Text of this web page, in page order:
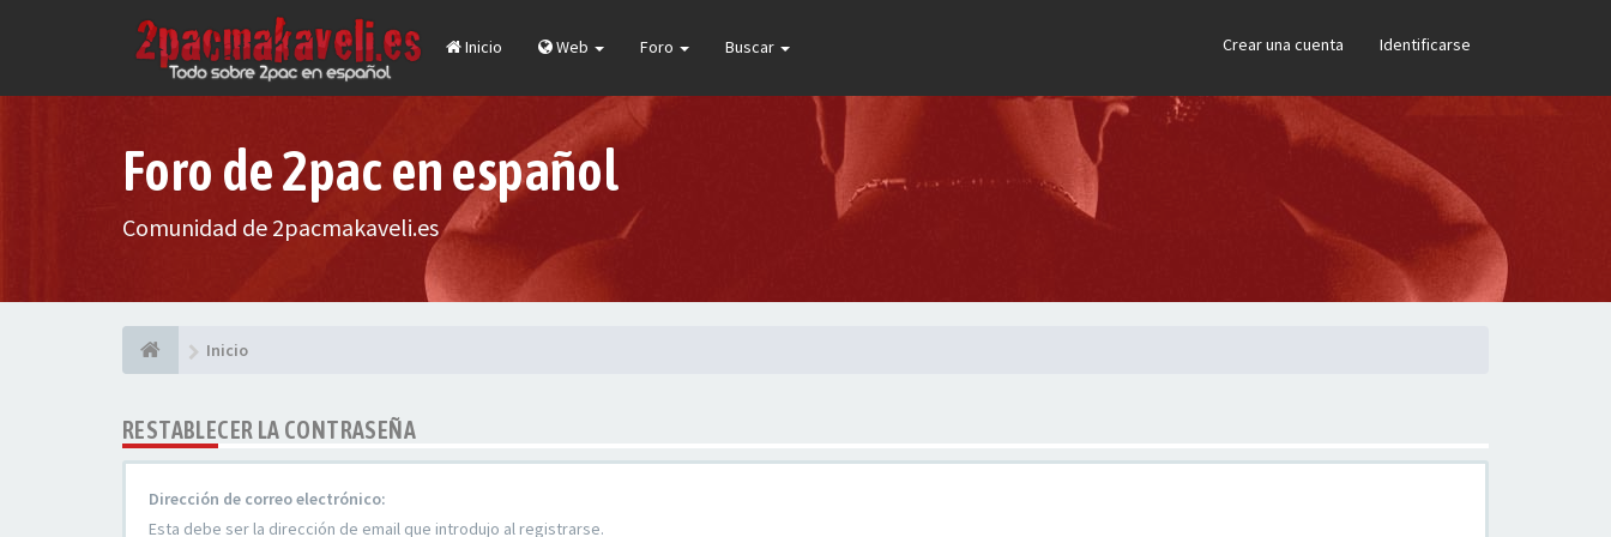
Inicio Web Foro Buscar Crear una cuenta Identificarse
Foro de 2pac en español
Comunidad de 2pacmakaveli.es
Inicio
RESTABLECER LA CONTRASEÑA
Dirección de correo electrónico:
Esta debe ser la dirección de email que introdujo al registrarse.